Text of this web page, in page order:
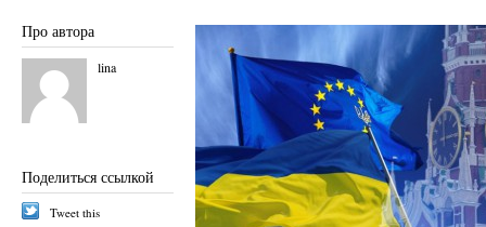
Про автора
lina
Поделиться ссылкой
Tweet this